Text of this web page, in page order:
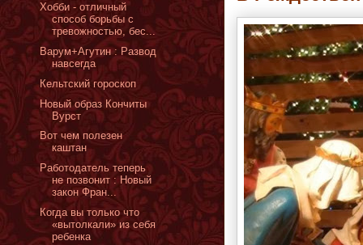
Хобби - отличный
способ борьбы с
тревожностью, бес...
Варум+Агутин : Развод
навсегда
Кельтский гороскоп
Новый образ Кончиты
Вурст
Вот чем полезен
каштан
Работодатель теперь
не позвонит : Новый
закон Фран...
Когда вы только что
«вытолкали» из себя
ребенка